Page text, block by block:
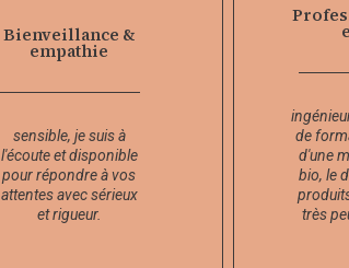
Bienveillance &
empathie
sensible, je suis à
l'écoute et disponible
pour répondre à vos
attentes avec sérieux
et rigueur.
de
d'une
bio, le
très